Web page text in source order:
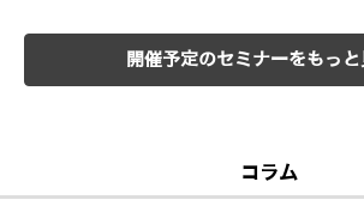
開催予定のセミナーをもっと
コラム